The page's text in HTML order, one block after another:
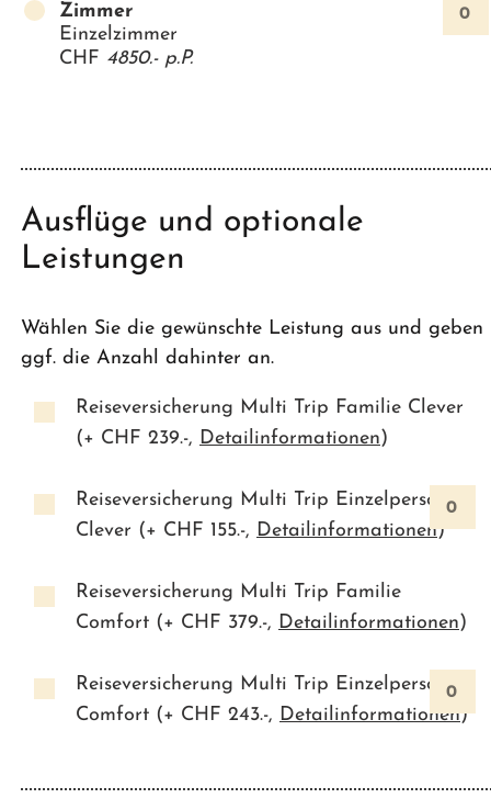
Zimmer
Einzelzimmer
CHF 4850.-p.P.
Ausflüge und optionale
Leistungen
Wählen Sie die gewünschte Leistung aus und geben
ggf. die Anzahl dahinter an.
Reiseversicherung Multi Trip Familie Clever
(+ CHF 239.-, Detailinformationen)
Reiseversicherung Multi Trip Einzelperson
Clever (+ CHF 155.-, Detailinformationen)
Reiseversicherung Multi Trip Familie
Comfort (+ CHF 379.-, Detailinformationen)
Reiseversicherung Multi Trip Einzelperson
Comfort (+ CHF 243.-, Detailinformationen)